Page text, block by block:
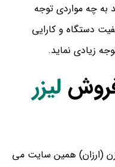
به چه مواردی توجه
دستگاه و کارایی
زیادی نماید.
لیزر
(ارزان) همین سایت می